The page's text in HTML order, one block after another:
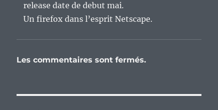
release date de debut mai.
Un firefox dans l’esprit Netscape.
Les commentaires sont fermés.